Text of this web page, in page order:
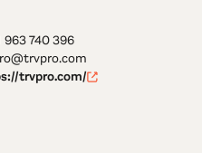
963 740 396
trvpro.com/